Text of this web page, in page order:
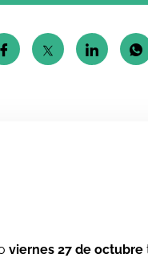
viernes 27 de octubre